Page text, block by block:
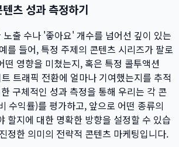
츠 성과 측정하기
노출 수나 '좋아요' 개수를 넘어선 깊이 있는
를 들어, 특정 주제의 콘텐츠 시리즈가 팔로
떤 영향을 미쳤는지, 혹은 특정 콜투액션
트래픽 전환에 얼마나 기여했는지를 추적
구체적인 성과 측정을 통해 우리는 각 콘
수익률)를 평가하고, 앞으로 어떤 종류의
할지에 대한 명확한 방향을 설정할 수 있습
정한 의미의 전략적 콘텐츠 마케팅입니다.